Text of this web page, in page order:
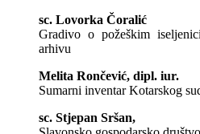
sc. Lovorka Čoralić
Gradivo o požeškim
arhivu
Melita Rončević, dipl. iur.
Sumarni inventar Kotarskog
sc. Stjepan Sršan,